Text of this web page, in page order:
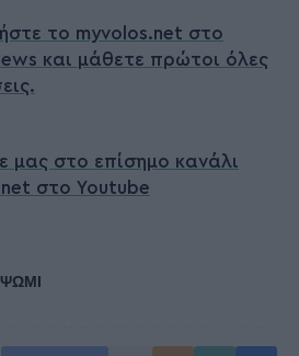
το myvolos.net στο
και μάθετε πρώτοι όλες
μας στο επίσημο κανάλι
στο Youtube
ΨΩΜΙ